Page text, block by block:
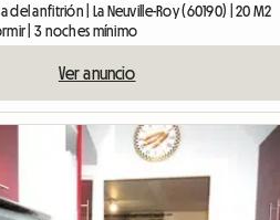
del anfitrión | La Neuville-Roy (60190) | 20 M2
| 3 noches mínimo
Ver anuncio